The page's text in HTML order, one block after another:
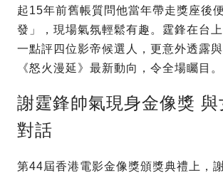
起15年前舊帳質問他當年帶走獎座後
發」，現場氣氛輕鬆有趣。霆鋒在台
一點評四位影帝候選人，更意外透露
《怒火漫延》最新動向，令全場矚目。
謝霆鋒帥氣現身金像獎 與
對話
第44屆香港電影金像獎頒獎典禮上，